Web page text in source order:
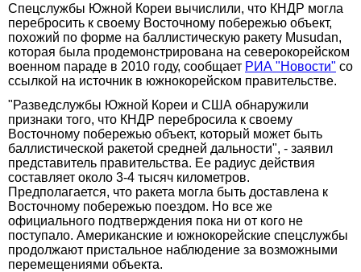
Спецслужбы Южной Кореи вычислили, что КНДР могла
перебросить к своему Восточному побережью объект,
похожий по форме на баллистическую ракету Musudan,
которая была продемонстрирована на северокорейском
военном параде в 2010 году, сообщает РИА "Новости" со
ссылкой на источник в южнокорейском правительстве.
"Разведслужбы Южной Кореи и США обнаружили
признаки того, что КНДР перебросила к своему
Восточному побережью объект, который может быть
баллистической ракетой средней дальности", - заявил
представитель правительства. Ее радиус действия
составляет около 3-4 тысяч километров.
Предполагается, что ракета могла быть доставлена к
Восточному побережью поездом. Но все же
официального подтверждения пока ни от кого не
поступало. Американские и южнокорейские спецслужбы
продолжают пристальное наблюдение за возможными
перемещениями объекта.